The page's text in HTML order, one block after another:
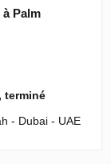
Palm
terminé
- Dubai - UAE